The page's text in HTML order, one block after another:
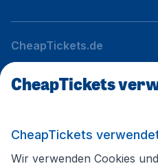
CheapTickets.de
Internationale Webseiten
Folgen Sie uns:
CheapTickets
CheapTickets
Wir verwenden Cookies